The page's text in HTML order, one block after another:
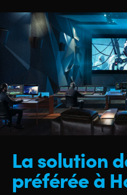
South Africa
Spain
Sweden
Chinese Taipei
Turkey
Ukraine
United Kingdom
South Africa
Spain
Sweden
Chinese Taipei
Turkey
Ukraine
United Kingdom
La solution
préférée à